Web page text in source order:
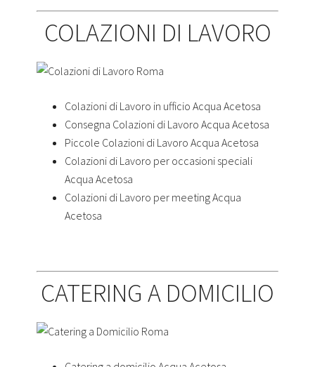
COLAZIONI DI LAVORO
Colazioni di Lavoro in ufficio Acqua Acetosa
Consegna Colazioni di Lavoro Acqua Acetosa
Piccole Colazioni di Lavoro Acqua Acetosa
Colazioni di Lavoro per occasioni speciali
Acqua Acetosa
Colazioni di Lavoro per meeting Acqua
Acetosa
CATERING A DOMICILIO